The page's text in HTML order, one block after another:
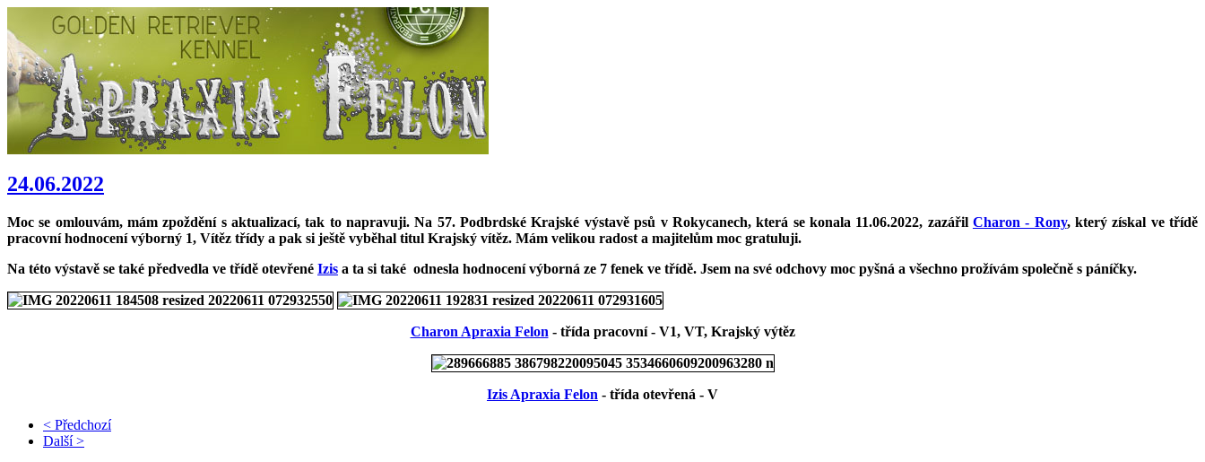
24.06.2022
Moc se omlouvám, mám zpoždění s aktualizací, tak to napravuji. Na 57. Podbrdské Krajské výstavě psů v Rokycanech, která se konala 11.06.2022, zazářil Charon - Rony, který získal ve třídě
pracovní hodnocení výborný 1, Vítěz třídy a pak si ještě vyběhal titul Krajský vítěz. Mám velikou radost a majitelům moc gratuluji.
Na této výstavě se také předvedla ve třídě otevřené Izis a ta si také odnesla hodnocení výborná ze 7 fenek ve třídě. Jsem na své odchovy moc pyšná a všechno prožívám společně s páníčky.
Charon Apraxia Felon - třída pracovní - V1, VT, Krajský výtěz
Izis Apraxia Felon - třída otevřená - V
< Předchozí
Další >